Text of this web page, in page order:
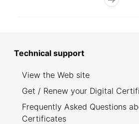
Technical support
View the Web site
Get / Renew your Digital
Frequently Asked Questions
Certificates